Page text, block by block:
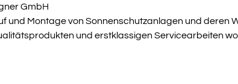
GmbH
und Montage von Sonnenschutzanlagen und deren
und erstklassigen Servicearbeiten